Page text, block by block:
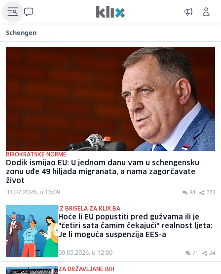
Schengen
BIROKRATSKE NORME
Dodik ismijao EU: U jednom danu vam u schengensku
zonu uđe 49 hiljada migranata, a nama zagorčavate
život
31.07.2026. u 16:09 84 273
IZ BRISELA ZA KLIX.BA
Hoće li EU popustiti pred gužvama ili je
"četiri sata čamim čekajući" realnost ljeta:
Je li moguća suspenzija EES-a
09.05.2026. u 12:00 71 24
ZA DRŽAVLJANE BIH